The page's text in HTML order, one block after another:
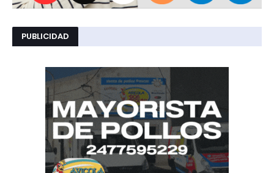
PUBLICIDAD